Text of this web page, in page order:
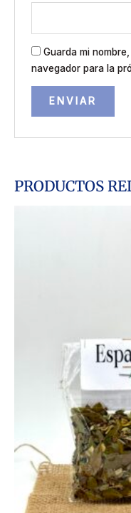
Guarda mi
navegador para la
PRODUCTOS